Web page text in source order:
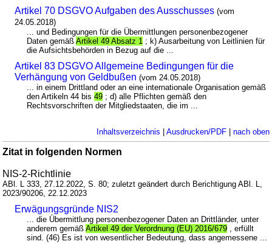
Artikel 70 DSGVO Aufgaben des Ausschusses (vom
24.05.2018)
... und Bedingungen für die Übermittlungen personenbezogener
Daten gemäßArtikel 49 Absatz 1 ; k) Ausarbeitung von Leitlinien für
die Aufsichtsbehörden in Bezug auf die ...
Artikel 83 DSGVO Allgemeine Bedingungen für die
Verhängung von Geldbußen (vom 24.05.2018)
... in einem Drittland oder an eine internationale Organisation gemäß
den Artikeln 44 bis49 ; d) alle Pflichten gemäß den
Rechtsvorschriften der Mitgliedstaaten, die im ...
Inhaltsverzeichnis | Ausdrucken/PDF| nach oben
Zitat in folgenden Normen
NIS-2-Richtlinie
ABl. L 333, 27.12.2022, S. 80; zuletzt geändert durch Berichtigung ABl. L,
2023/90206, 22.12.2023
Erwägungsgründe NIS2
... die Übermittlung personenbezogener Daten an Drittländer, unter
anderem gemäßArtikel 49 der Verordnung (EU) 2016/679 , erfüllt
sind. (46) Es ist von wesentlicher Bedeutung, dass angemessene ...